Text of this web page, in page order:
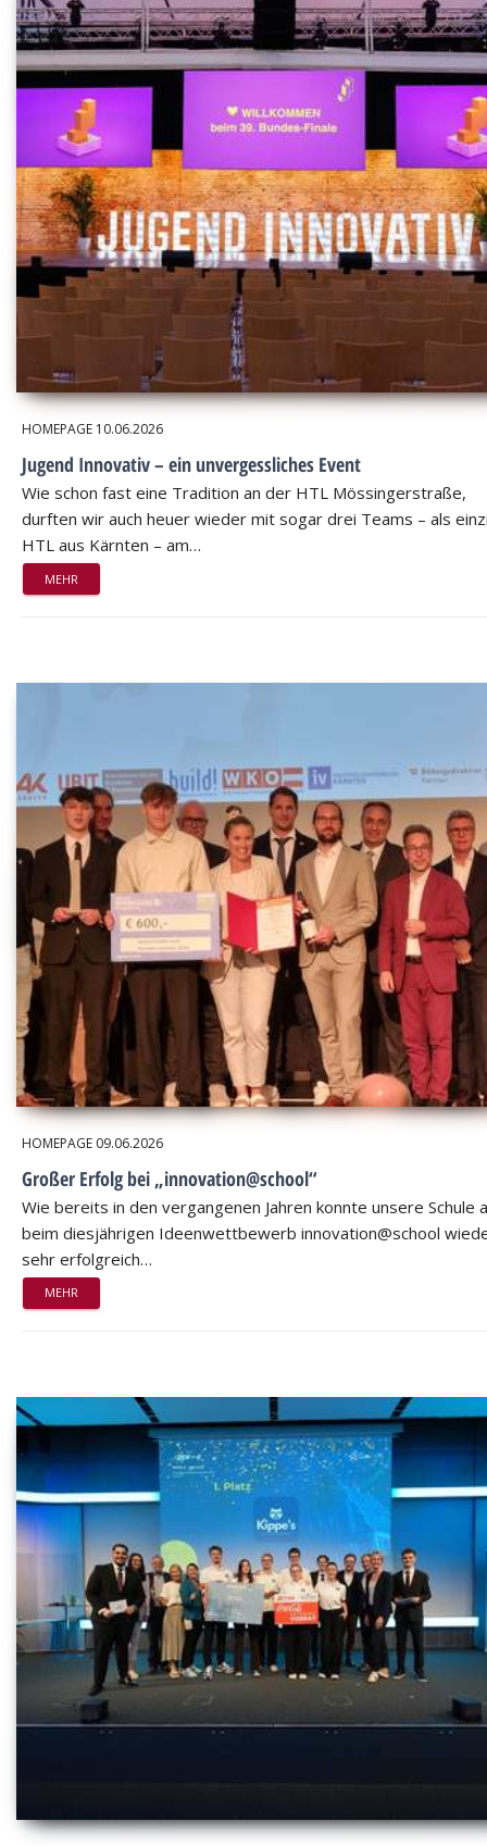
HOMEPAGE 10.06.2026
Jugend Innovativ – ein unvergessliches Event
Wie schon fast eine Tradition an der HTL Mössingerstraße,
durften wir auch heuer wieder mit sogar drei Teams – als
HTL aus Kärnten – am…
MEHR
HOMEPAGE 09.06.2026
Großer Erfolg bei „innovation@school“
Wie bereits in den vergangenen Jahren konnte unsere Schule
beim diesjährigen Ideenwettbewerb innovation@school
sehr erfolgreich…
MEHR